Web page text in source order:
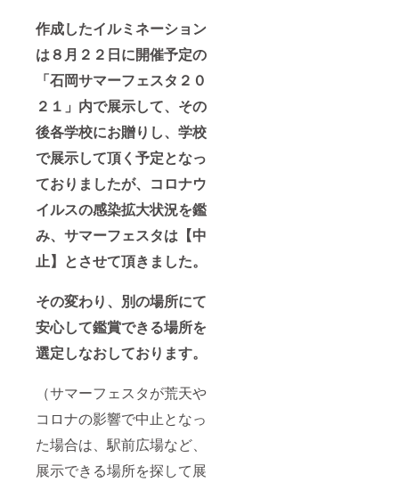
作成したイルミネーション
は８月２２日に開催予定の
「石岡サマーフェスタ２０
２１」内で展示して、その
後各学校にお贈りし、学校
で展示して頂く予定となっ
ておりましたが、コロナウ
イルスの感染拡大状況を鑑
み、サマーフェスタは【中
止】とさせて頂きました。
その変わり、別の場所にて
安心して鑑賞できる場所を
選定しなおしております。
（サマーフェスタが荒天や
コロナの影響で中止となっ
た場合は、駅前広場など、
展示できる場所を探して展